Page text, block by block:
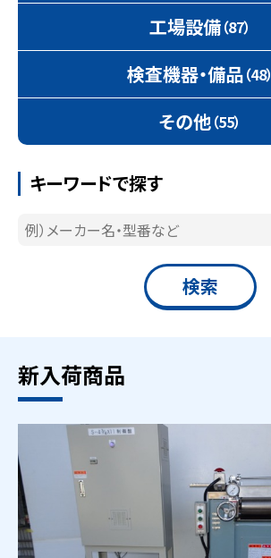
工場設備（87）
検査機器・備品（48）
その他（55）
キーワードで探す
新入荷商品